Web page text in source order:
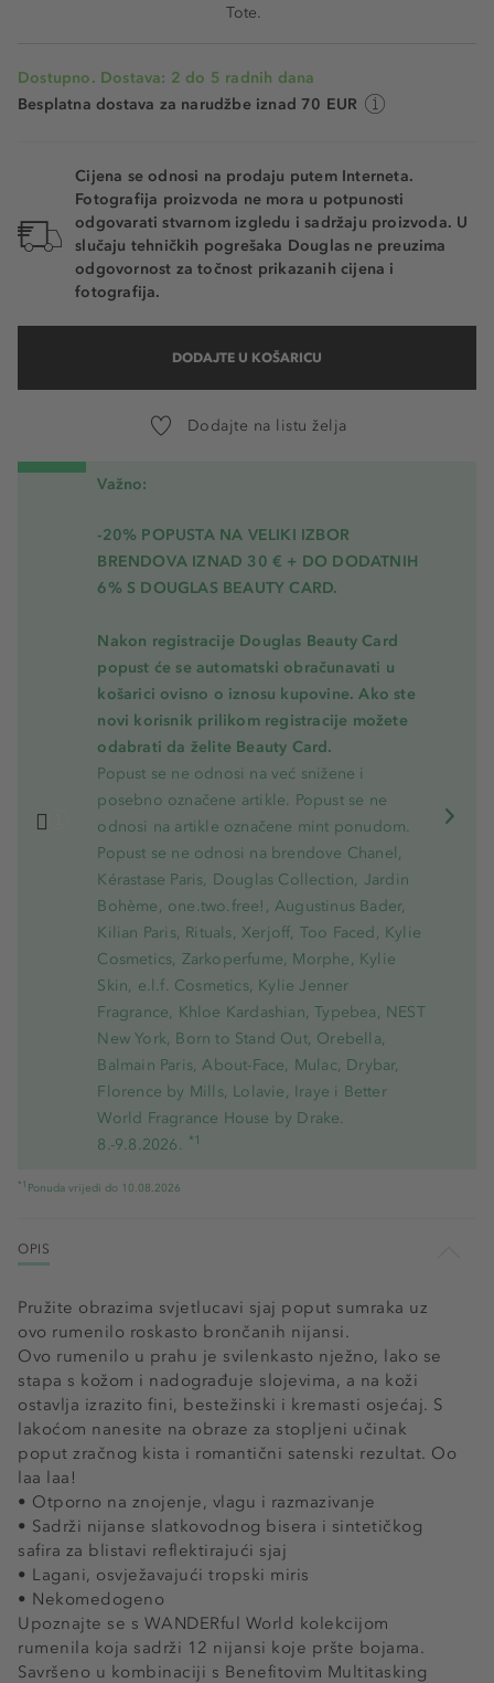
Tote.
Dostupno. Dostava: 2 do 5 radnih dana
Besplatna dostava za narudžbe iznad 70 EUR
Cijena se odnosi na prodaju putem Interneta.
Fotografija proizvoda ne mora u potpunosti
odgovarati stvarnom izgledu i sadržaju proizvoda. U
slučaju tehničkih pogrešaka Douglas ne preuzima
odgovornost za točnost prikazanih cijena i
fotografija.
DODAJTE U KOŠARICU
Dodajte na listu želja
Važno:
-20% POPUSTA NA VELIKI IZBOR
BRENDOVA IZNAD 30 € + DO DODATNIH
6% S DOUGLAS BEAUTY CARD.
Nakon registracije Douglas Beauty Card
popust će se automatski obračunavati u
košarici ovisno o iznosu kupovine. Ako ste
novi korisnik prilikom registracije možete
odabrati da želite Beauty Card.
Popust se ne odnosi na već snižene i
posebno označene artikle. Popust se ne
odnosi na artikle označene mint ponudom.
Popust se ne odnosi na brendove Chanel,
Kérastase Paris, Douglas Collection, Jardin
Bohème, one.two.free!, Augustinus Bader,
Kilian Paris, Rituals, Xerjoff, Too Faced, Kylie
Cosmetics, Zarkoperfume, Morphe, Kylie
Skin, e.l.f. Cosmetics, Kylie Jenner
Fragrance, Khloe Kardashian, Typebea, NEST
New York, Born to Stand Out, Orebella,
Balmain Paris, About-Face, Mulac, Drybar,
Florence by Mills, Lolavie, Iraye i Better
World Fragrance House by Drake.
8.-9.8.2026. *1
*1 Ponuda vrijedi do 10.08.2026
OPIS
Pružite obrazima svjetlucavi sjaj poput sumraka uz
ovo rumenilo roskasto brončanih nijansi.
Ovo rumenilo u prahu je svilenkasto nježno, lako se
stapa s kožom i nadograđuje slojevima, a na koži
ostavlja izrazito fini, bestežinski i kremasti osjećaj. S
lakoćom nanesite na obraze za stopljeni učinak
poput zračnog kista i romantični satenski rezultat. Oo
laa laa!
• Otporno na znojenje, vlagu i razmazivanje
• Sadrži nijanse slatkovodnog bisera i sintetičkog
safira za blistavi reflektirajući sjaj
• Lagani, osvježavajući tropski miris
• Nekomedogeno
Upoznajte se s WANDERful World kolekcijom
rumenila koja sadrži 12 nijansi koje pršte bojama.
Savršeno u kombinaciji s Benefitovim Multitasking